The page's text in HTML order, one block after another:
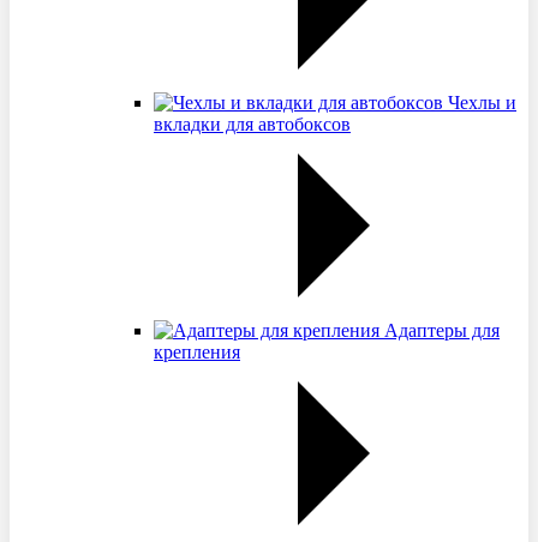
Чехлы и
вкладки для автобоксов
Адаптеры для
крепления